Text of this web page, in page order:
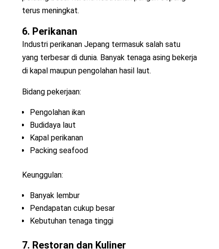
terus meningkat.
6. Perikanan
Industri perikanan Jepang termasuk salah satu
yang terbesar di dunia. Banyak tenaga asing bekerja
di kapal maupun pengolahan hasil laut.
Bidang pekerjaan:
Pengolahan ikan
Budidaya laut
Kapal perikanan
Packing seafood
Keunggulan:
Banyak lembur
Pendapatan cukup besar
Kebutuhan tenaga tinggi
7. Restoran dan Kuliner